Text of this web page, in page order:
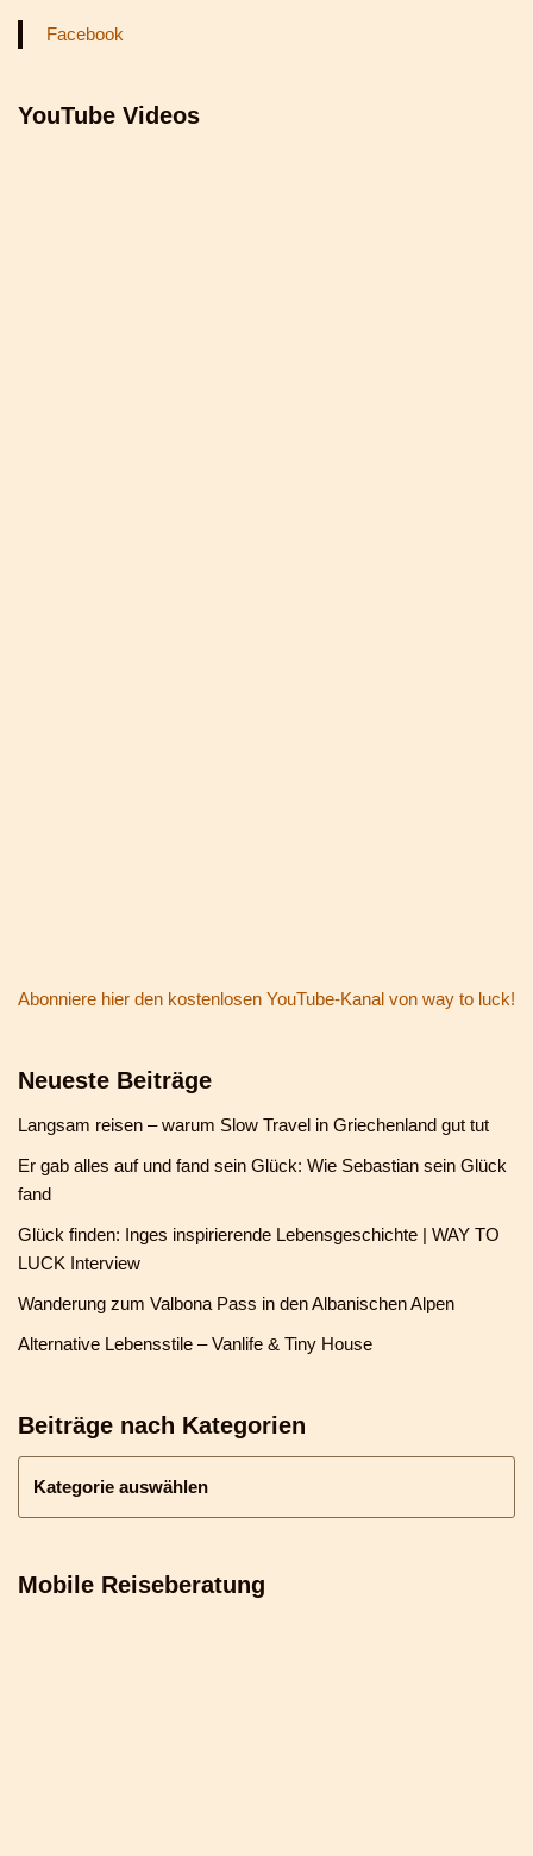
Facebook
YouTube Videos
Abonniere hier den kostenlosen YouTube-Kanal von way to luck!
Neueste Beiträge
Langsam reisen – warum Slow Travel in Griechenland gut tut
Er gab alles auf und fand sein Glück: Wie Sebastian sein Glück
fand
Glück finden: Inges inspirierende Lebensgeschichte | WAY TO
LUCK Interview
Wanderung zum Valbona Pass in den Albanischen Alpen
Alternative Lebensstile – Vanlife & Tiny House
Beiträge nach Kategorien
Mobile Reiseberatung